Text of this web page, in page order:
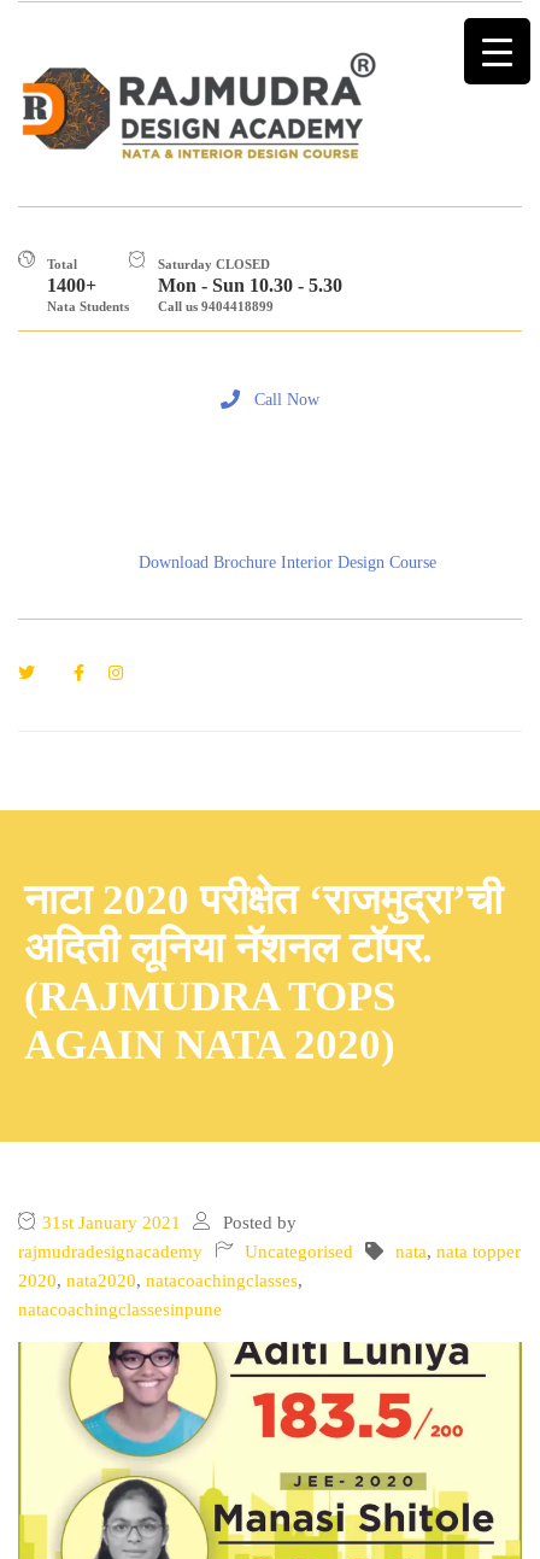
Total
1400+
Nata Students
Saturday CLOSED
Mon - Sun 10.30 - 5.30
Call us 9404418899
Call Now
Download Brochure Interior Design Course
नाटा 2020 परीक्षेत ‘राजमुद्रा’ची
अदिती लूनिया नॅशनल टॉपर.
(RAJMUDRA TOPS
AGAIN NATA 2020)
31st January 2021
Posted by
rajmudradesignacademy
Uncategorised nata, nata topper
2020, nata2020, natacoachingclasses,
natacoachingclassesinpune